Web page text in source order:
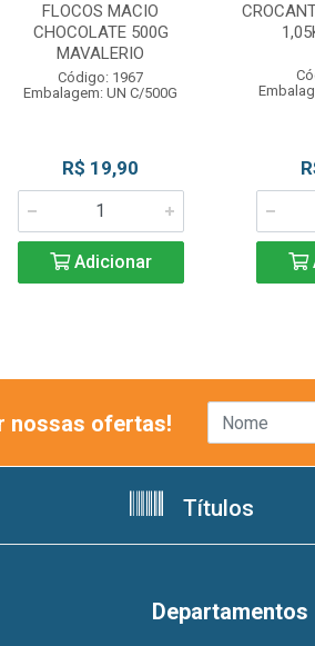
FLOCOS MACIO
CHOCOLATE 500G
MAVALERIO
Código: 1967
Embalagem: UN C/500G
R$ 19,90
Adicionar
nossas ofertas!
Títulos
Departamentos